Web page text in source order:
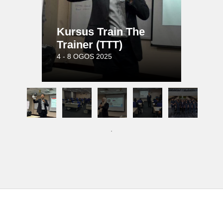
Kursus Train The
Trainer (TTT)
4 - 8 OGOS 2025